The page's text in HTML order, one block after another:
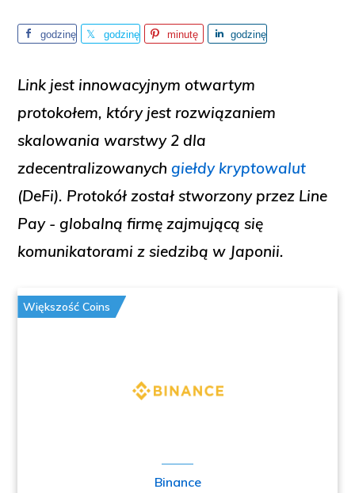
godzinę
godzinę
minutę
godzinę
Link jest innowacyjnym otwartym
protokołem, który jest rozwiązaniem
skalowania warstwy 2 dla
zdecentralizowanychgiełdy kryptowalut
(DeFi). Protokół został stworzony przez Line
Pay - globalną firmę zajmującą się
komunikatorami z siedzibą w Japonii.
Większość Coins
Binance